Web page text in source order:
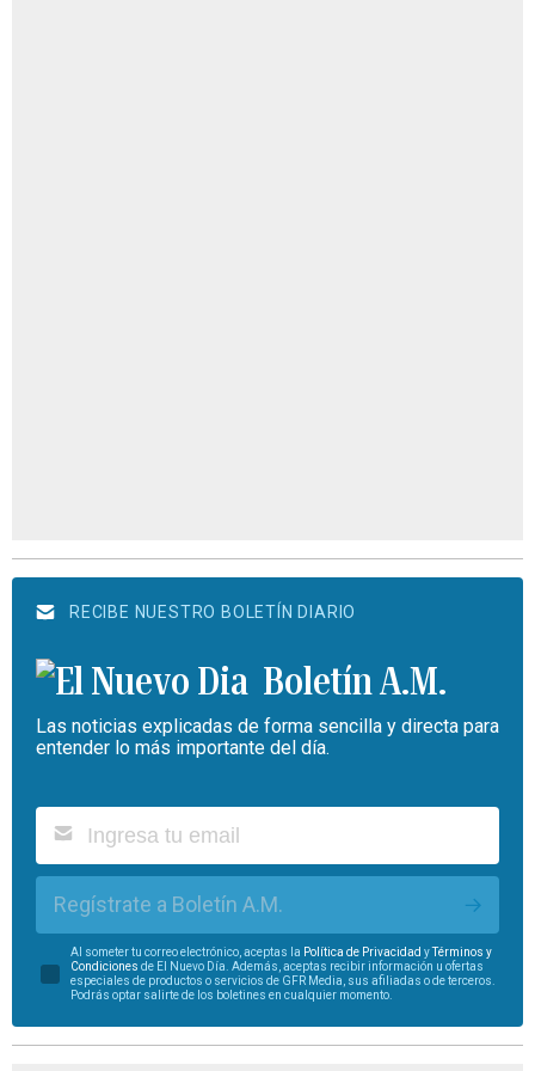
RECIBE NUESTRO BOLETÍN DIARIO
Boletín A.M.
Las noticias explicadas de forma sencilla y directa para
entender lo más importante del día.
Regístrate a Boletín A.M.
Al someter tu correo electrónico, aceptas la Política de Privacidad yTérminos y
Condiciones de El Nuevo Día. Además, aceptas recibir información u ofertas
especiales de productos o servicios de GFR Media, sus afiliadas o de terceros.
Podrás optar salirte de los boletines en cualquier momento.